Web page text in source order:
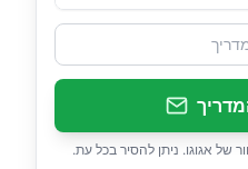
של אגוגו. ניתן להסיר בכל עת.